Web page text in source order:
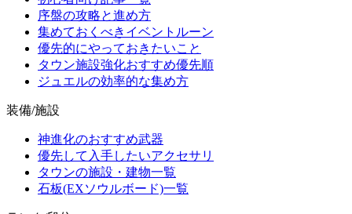
序盤の攻略と進め方
集めておくべきイベントルーン
優先的にやっておきたいこと
タウン施設強化おすすめ優先順
ジュエルの効率的な集め方
装備/施設
神進化のおすすめ武器
優先して入手したいアクセサリ
タウンの施設・建物一覧
石板(EXソウルボード)一覧